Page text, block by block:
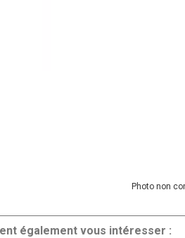
Photo non
également vous intéresser :